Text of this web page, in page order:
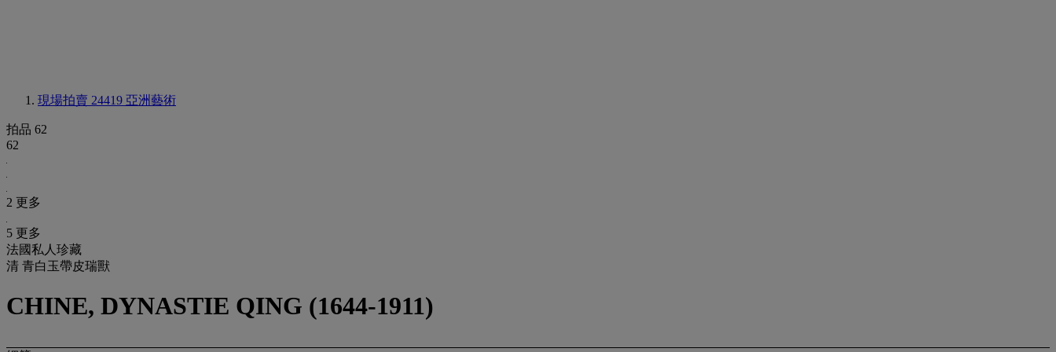
現場拍賣 24419 亞洲藝術
拍品 62
62
2 更多
5 更多
法國私人珍藏
清 青白玉帶皮瑞獸
CHINE, DYNASTIE QING (1644-1911)